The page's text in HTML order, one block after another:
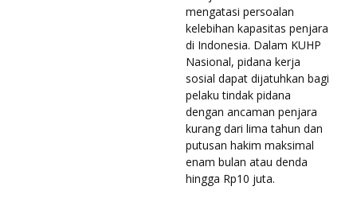
mengatasi persoalan
kelebihan kapasitas penjara
di Indonesia. Dalam KUHP
Nasional, pidana kerja
sosial dapat dijatuhkan bagi
pelaku tindak pidana
dengan ancaman penjara
kurang dari lima tahun dan
putusan hakim maksimal
enam bulan atau denda
hingga Rp10 juta.